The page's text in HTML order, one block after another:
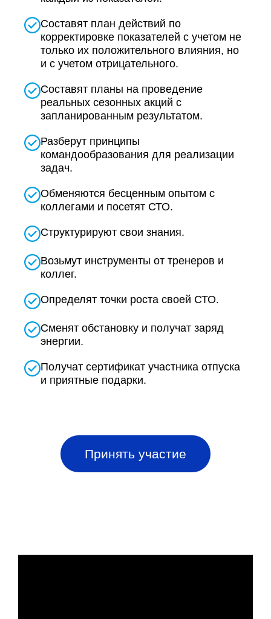
Составят план действий по
корректировке показателей с учетом не
только их положительного влияния, но
и с учетом отрицательного.
Составят планы на проведение
реальных сезонных акций с
запланированным результатом.
Разберут принципы
командообразования для реализации
задач.
Обменяются бесценным опытом с
коллегами и посетят СТО.
Структурируют свои знания.
Возьмут инструменты от тренеров и
коллег.
Определят точки роста своей СТО.
Сменят обстановку и получат заряд
энергии.
Получат сертификат участника отпуска
и приятные подарки.
Принять участие